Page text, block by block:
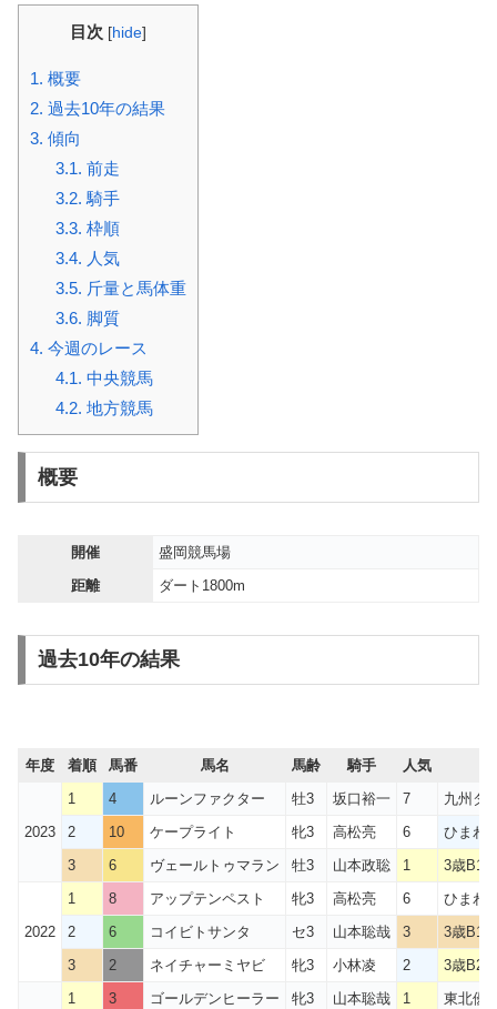
目次 [hide]
1. 概要
2. 過去10年の結果
3. 傾向
3.1. 前走
3.2. 騎手
3.3. 枠順
3.4. 人気
3.5. 斤量と馬体重
3.6. 脚質
4. 今週のレース
4.1. 中央競馬
4.2. 地方競馬
概要
開催
盛岡競馬場
距離
ダート1800m
過去10年の結果
年度 着順 馬番 馬名 馬齢 騎手 人気
2023
1 4 ルーンファクター 牡3 坂口裕一 7
九州ダ
2
10 ケープライト 牝3 高松亮 6
ひまわ
3
6 ヴェールトゥマラン 牡3 山本政聡 1 3歳B1
2022
1 8 アップテンペスト 牝3 高松亮 6
ひまわ
2
6 コイビトサンタ セ3 山本聡哉 3
3歳B1
3
2 ネイチャーミヤビ 牝3 小林凌 2 3歳B2
1 3 ゴールデンヒーラー 牝3 山本聡哉 1
東北優